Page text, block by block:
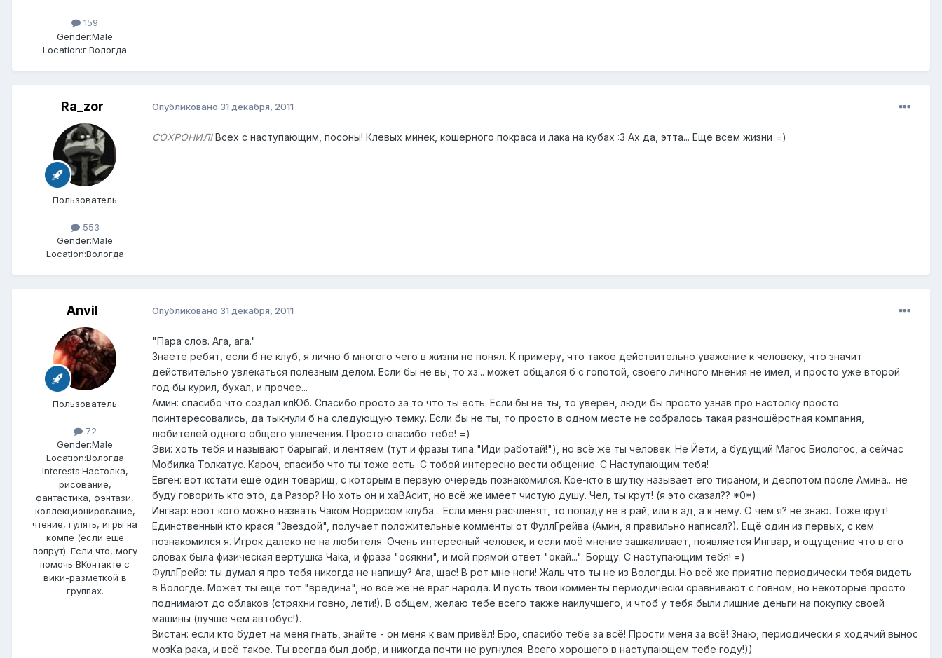
159
Gender:Male
Location:г.Вологда
Ra_zor
Пользователь
553
Gender:Male
Location:Вологда
Опубликовано 31 декабря, 2011
СОХРОНИЛ!Всех с наступающим, посоны! Клевых минек, кошерного покраса и лака на кубах :3 Ах да, этта... Еще всем жизни =)
Anvil
Пользователь
72
Gender:Male
Location:Вологда
Interests:Настолка,
рисование,
фантастика, фэнтази,
коллекционирование,
чтение, гулять, игры на
компе (если ещё
попрут). Если что, могу
помочь ВКонтакте с
вики-разметкой в
группах.
Опубликовано 31 декабря, 2011
"Пара слов. Ага, ага."
Знаете ребят, если б не клуб, я лично б многого чего в жизни не понял. К примеру, что такое действительно уважение к человеку, что значит
действительно увлекаться полезным делом. Если бы не вы, то хз... может общался б с гопотой, своего личного мнения не имел, и просто уже второй
год бы курил, бухал, и прочее...
Амин: спасибо что создал клЮб. Спасибо просто за то что ты есть. Если бы не ты, то уверен, люди бы просто узнав про настолку просто
поинтересовались, да тыкнули б на следующую темку. Если бы не ты, то просто в одном месте не собралось такая разношёрстная компания,
любителей одного общего увлечения. Просто спасибо тебе! =)
Эви: хоть тебя и называют барыгай, и лентяем (тут и фразы типа "Иди работай!"), но всё же ты человек. Не Йети, а будущий Магос Биологос, а сейчас
Мобилка Толкатус. Кароч, спасибо что ты тоже есть. С тобой интересно вести общение. С Наступающим тебя!
Евген: вот кстати ещё один товарищ, с которым в первую очередь познакомился. Кое-кто в шутку называет его тираном, и деспотом после Амина... не
буду говорить кто это, да Разор? Но хоть он и хаВАсит, но всё же имеет чистую душу. Чел, ты крут! (я это сказал?? *0*)
Ингвар: воот кого можно назвать Чаком Норрисом клуба... Если меня расчленят, то попаду не в рай, или в ад, а к нему. О чём я? не знаю. Тоже крут!
Единственный кто крася "Звездой", получает положительные комменты от ФуллГрейва (Амин, я правильно написал?). Ещё один из первых, с кем
познакомился я. Игрок далеко не на любителя. Очень интересный человек, и если моё мнение зашкаливает, появляется Ингвар, и ощущение что в его
словах была физическая вертушка Чака, и фраза "осякни", и мой прямой ответ "окай...". Борщу. С наступающим тебя! =)
ФуллГрейв: ты думал я про тебя никогда не напишу? Ага, щас! В рот мне ноги! Жаль что ты не из Вологды. Но всё же приятно периодически тебя видеть
в Вологде. Может ты ещё тот "вредина", но всё же не враг народа. И пусть твои комменты периодически сравнивают с говном, но некоторые просто
поднимают до облаков (стряхни говно, лети!). В общем, желаю тебе всего также наилучшего, и чтоб у тебя были лишние деньги на покупку своей
машины (лучше чем автобус!).
Вистан: если кто будет на меня гнать, знайте - он меня к вам привёл! Бро, спасибо тебе за всё! Прости меня за всё! Знаю, периодически я ходячий вынос
мозКа рака, и всё такое. Ты всегда был добр, и никогда почти не ругнулся. Всего хорошего в наступающем тебе году!))